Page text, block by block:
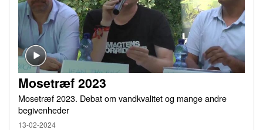
Mosetræf 2023
Mosetræf 2023. Debat om vandkvalitet og mange andre
begivenheder
13-02-2024